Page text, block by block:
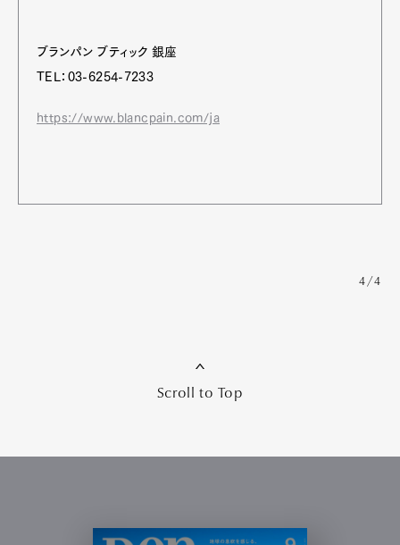
ブランパン ブティック 銀座
TEL：03-6254-7233
https://www.blancpain.com/ja
4/4
Scroll to Top